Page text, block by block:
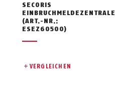
SECORIS
EINBRUCHMELDEZENTRALE
(ART.-NR.:
ESEZ60500)
VERGLEICHEN